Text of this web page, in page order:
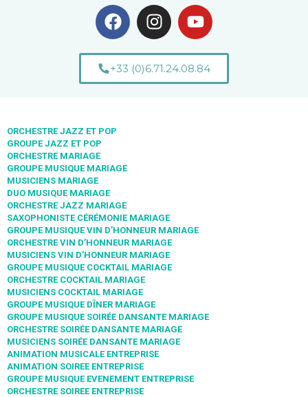
+33 (0)6.71.24.08.84
ORCHESTRE JAZZ ET POP
GROUPE JAZZ ET POP
ORCHESTRE MARIAGE
GROUPE MUSIQUE MARIAGE
MUSICIENS MARIAGE
DUO MUSIQUE MARIAGE
ORCHESTRE JAZZ MARIAGE
SAXOPHONISTE CÉRÉMONIE MARIAGE
GROUPE MUSIQUE VIN D’HONNEUR MARIAGE
ORCHESTRE VIN D’HONNEUR MARIAGE
MUSICIENS VIN D’HONNEUR MARIAGE
GROUPE MUSIQUE COCKTAIL MARIAGE
ORCHESTRE COCKTAIL MARIAGE
MUSICIENS COCKTAIL MARIAGE
GROUPE MUSIQUE DÎNER MARIAGE
GROUPE MUSIQUE SOIRÉE DANSANTE MARIAGE
ORCHESTRE SOIRÉE DANSANTE MARIAGE
MUSICIENS SOIRÉE DANSANTE MARIAGE
ANIMATION MUSICALE ENTREPRISE
ANIMATION SOIREE ENTREPRISE
GROUPE MUSIQUE EVENEMENT ENTREPRISE
ORCHESTRE SOIREE ENTREPRISE